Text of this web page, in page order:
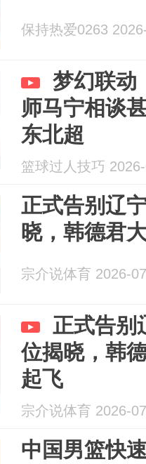
保持热爱0263
梦幻联动
师马宁相谈
东北超
篮球过人技巧
正式告别辽
晓，韩德君
宗介说体育 2026-
正式告别
位揭晓，韩
起飞
宗介说体育 2026-
中国男篮快